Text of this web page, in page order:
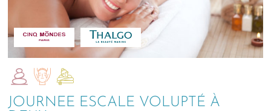
JOURNEE ESCALE VOLUPTÉ À